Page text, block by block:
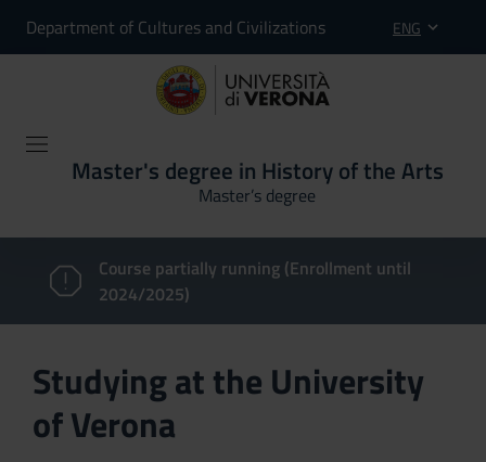
Department of Cultures and Civilizations ENG
Master's degree in History of the Arts
Master’s degree
Course partially running (Enrollment until
2024/2025)
Studying at the University
of Verona